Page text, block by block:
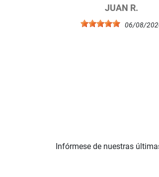
JUAN R.
06/08/
Infórmese de nuestras